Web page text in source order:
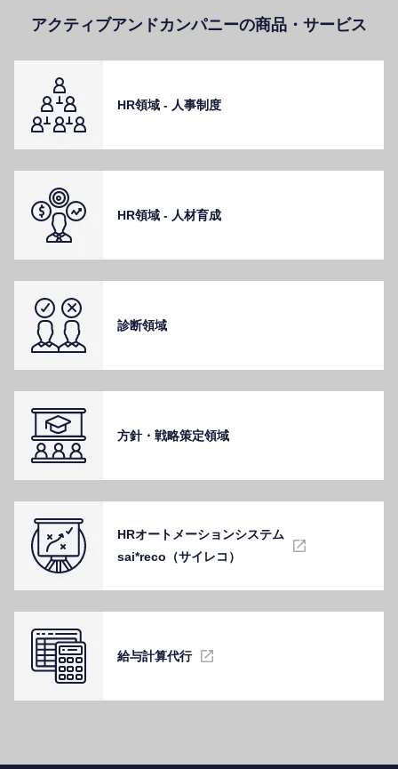
アクティブアンドカンパニーの商品・サービス
HR領域 - ⼈事制度
HR領域 - ⼈材育成
診断領域
⽅針・戦略策定領域
HRオートメーションシステム
sai*reco（サイレコ）
給与計算代⾏